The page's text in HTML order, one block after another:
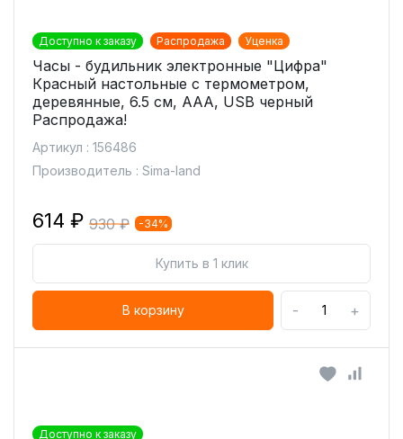
Доступно к заказу Распродажа Уценка
Часы - будильник электронные "Цифра"
Красный настольные с термометром,
деревянные, 6.5 см, ААА, USB черный
Распродажа!
Артикул : 156486
Производитель : Sima-land
614 ₽ 930 ₽ -34%
Купить в 1 клик
В корзину - +
Доступно к заказу